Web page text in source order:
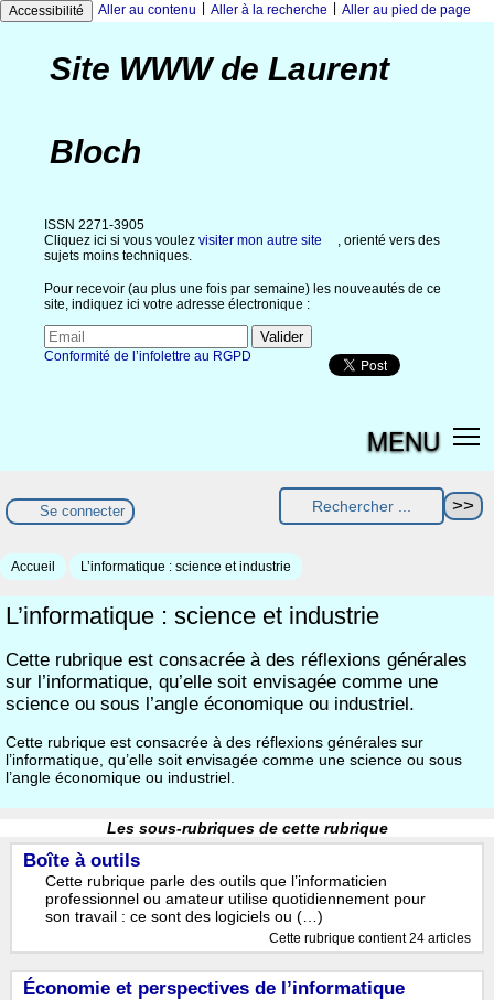
Accessibilité Aller au contenu Aller à la recherche Aller au pied de page
Site WWW de Laurent
Bloch
ISSN 2271-3905
Cliquez ici si vous voulez visiter mon autre site
, orienté vers des
sujets moins techniques.
Pour recevoir (au plus une fois par semaine) les nouveautés de ce
site, indiquez ici votre adresse électronique :
Conformité de l’infolettre au RGPD
MENU
Se connecter
Accueil L’informatique : science et industrie
L’informatique : science et industrie
Cette rubrique est consacrée à des réflexions générales
sur l’informatique, qu’elle soit envisagée comme une
science ou sous l’angle économique ou industriel.
Cette rubrique est consacrée à des réflexions générales sur
l’informatique, qu’elle soit envisagée comme une science ou sous
l’angle économique ou industriel.
Les sous-rubriques de cette rubrique
Boîte à outils
Cette rubrique parle des outils que l’informaticien
professionnel ou amateur utilise quotidiennement pour
son travail : ce sont des logiciels ou (…)
Cette rubrique contient 24 articles
Économie et perspectives de l’informatique